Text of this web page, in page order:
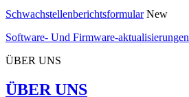
Schwachstellenberichtsformular New
Software- Und Firmware-aktualisierungen
ÜBER UNS
ÜBER UNS